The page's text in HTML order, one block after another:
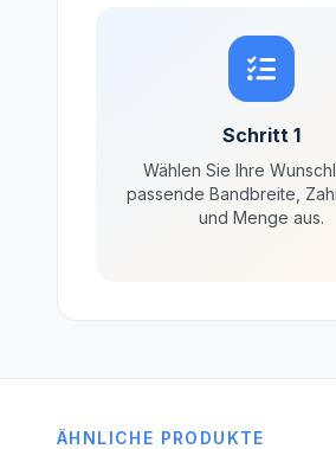
Schritt 1
Wählen Sie Ihre
passende Bandbreite,
und Menge aus.
ÄHNLICHE PRODUKTE